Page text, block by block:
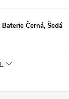
Černá, Šedá